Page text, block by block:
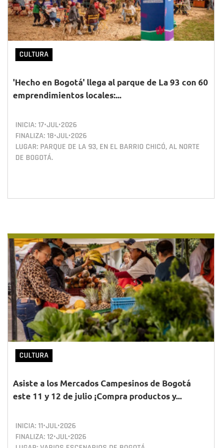
CULTURA
'Hecho en Bogotá' llega al parque de La 93 con 60
emprendimientos locales:...
INICIA:17•JUL•2026
FINALIZA:18•JUL•2026
LUGAR: PARQUE DE LA 93, EN EL BARRIO CHICÓ, AL NORTE
DE BOGOTÁ.
CULTURA
Asiste a los Mercados Campesinos de Bogotá
este 11 y 12 de julio ¡Compra productos y...
INICIA:11•JUL•2026
FINALIZA:12•JUL•2026